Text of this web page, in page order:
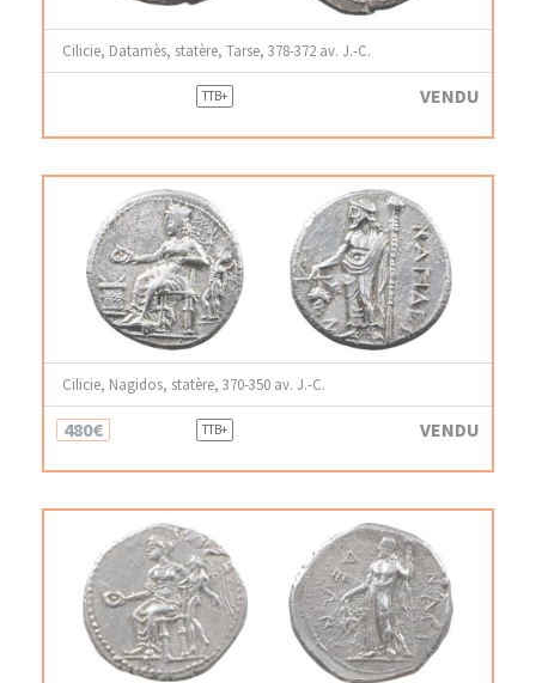
Cilicie, Datamès, statère, Tarse, 378-372 av. J.-C.
TTB+ VENDU
Cilicie, Nagidos, statère, 370-350 av. J.-C.
480€ TTB+ VENDU